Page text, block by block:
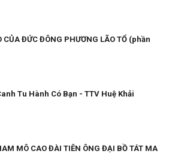
CỦA ĐỨC ĐÔNG PHƯƠNG LÃO TỔ (phần
Tu Hành Có Bạn - TTV Huệ Khải
MÔ CAO ĐÀI TIÊN ÔNG ĐẠI BỒ TÁT MA